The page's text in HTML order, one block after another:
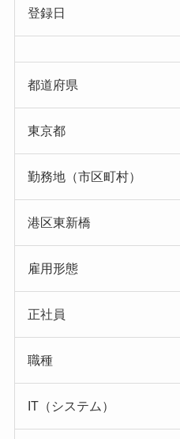
登録日
都道府県
東京都
勤務地（市区町村）
港区東新橋
雇用形態
正社員
職種
IT（システム）